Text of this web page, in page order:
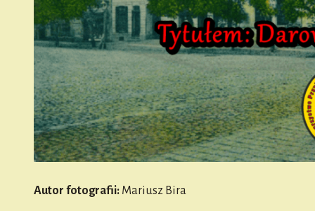
Autor fotografii: Mariusz Bira